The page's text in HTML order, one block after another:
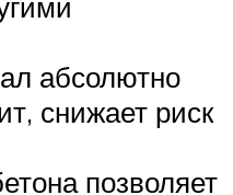
абсолютно
снижает риск
позволяет